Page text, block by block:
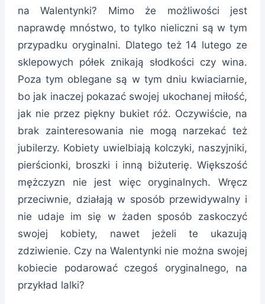
na Walentynki? Mimo że możliwości jest
naprawdę mnóstwo, to tylko nieliczni są w tym
przypadku oryginalni. Dlatego też 14 lutego ze
sklepowych półek znikają słodkości czy wina.
Poza tym oblegane są w tym dniu kwiaciarnie,
bo jak inaczej pokazać swojej ukochanej miłość,
jak nie przez piękny bukiet róż. Oczywiście, na
brak zainteresowania nie mogą narzekać też
jubilerzy. Kobiety uwielbiają kolczyki, naszyjniki,
pierścionki, broszki i inną biżuterię. Większość
mężczyzn nie jest więc oryginalnych. Wręcz
przeciwnie, działają w sposób przewidywalny i
nie udaje im się w żaden sposób zaskoczyć
swojej kobiety, nawet jeżeli te ukazują
zdziwienie. Czy na Walentynki nie można swojej
kobiecie podarować czegoś oryginalnego, na
przykład lalki?